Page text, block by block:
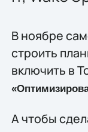
В ноябре
строить
включить в
А чтобы